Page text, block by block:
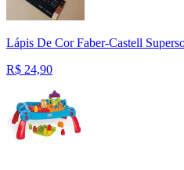
Lápis De Cor Faber-Castell
R$ 24,90